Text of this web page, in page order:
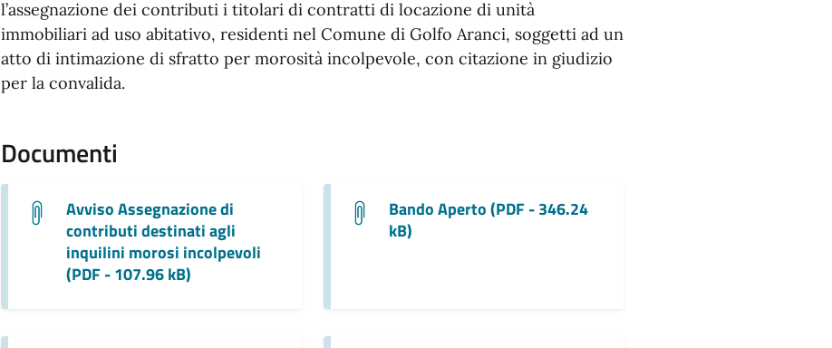
l’assegnazione dei contributi i titolari di contratti di locazione di unità
immobiliari ad uso abitativo, residenti nel Comune di Golfo Aranci, soggetti ad un
atto di intimazione di sfratto per morosità incolpevole, con citazione in giudizio
per la convalida.
Documenti
Avviso Assegnazione di
contributi destinati agli
inquilini morosi incolpevoli
(PDF - 107.96 kB)
Bando Aperto (PDF - 346.24
kB)